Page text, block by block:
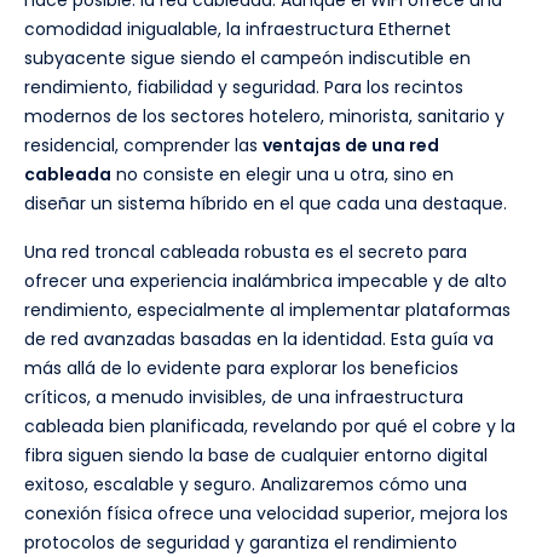
comodidad inigualable, la infraestructura Ethernet
subyacente sigue siendo el campeón indiscutible en
rendimiento, fiabilidad y seguridad. Para los recintos
modernos de los sectores hotelero, minorista, sanitario y
residencial, comprender las ventajas de una red
cableada no consiste en elegir una u otra, sino en
diseñar un sistema híbrido en el que cada una destaque.
Una red troncal cableada robusta es el secreto para
ofrecer una experiencia inalámbrica impecable y de alto
rendimiento, especialmente al implementar plataformas
de red avanzadas basadas en la identidad. Esta guía va
más allá de lo evidente para explorar los beneficios
críticos, a menudo invisibles, de una infraestructura
cableada bien planificada, revelando por qué el cobre y la
fibra siguen siendo la base de cualquier entorno digital
exitoso, escalable y seguro. Analizaremos cómo una
conexión física ofrece una velocidad superior, mejora los
protocolos de seguridad y garantiza el rendimiento